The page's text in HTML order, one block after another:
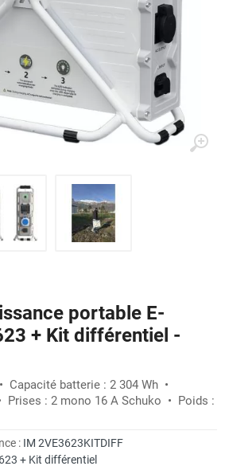
portable E-
+ Kit différentiel -
Capacité batterie : 2 304 Wh •
Prises : 2 mono 16 A Schuko • Poids :
: IM 2VE3623KITDIFF
+ Kit différentiel